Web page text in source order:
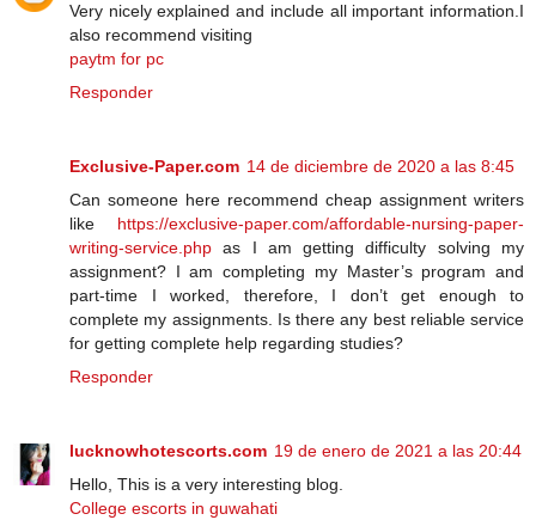
Very nicely explained and include all important information.I
also recommend visiting
paytm for pc
Responder
Exclusive-Paper.com 14 de diciembre de 2020 a las 8:45
Can someone here recommend cheap assignment writers
like https://exclusive-paper.com/affordable-nursing-paper-
writing-service.php as I am getting difficulty solving my
assignment? I am completing my Master’s program and
part-time I worked, therefore, I don’t get enough to
complete my assignments. Is there any best reliable service
for getting complete help regarding studies?
Responder
lucknowhotescorts.com 19 de enero de 2021 a las 20:44
Hello, This is a very interesting blog.
College escorts in guwahati